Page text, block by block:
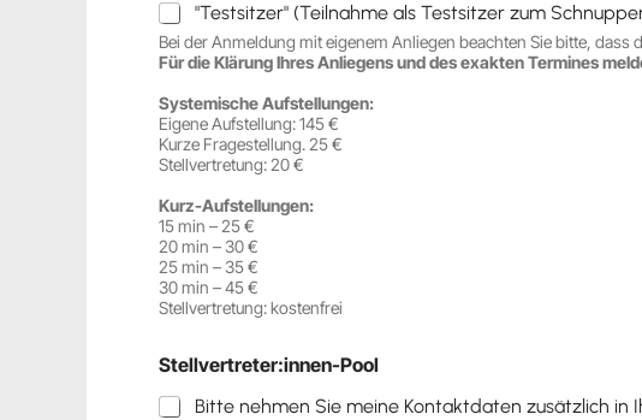
"Testsitzer" (Teilnahme als Testsitzer zum
Bei der Anmeldung mit eigenem Anliegen beachten Sie bitte,
Für die Klärung Ihres Anliegens und des exakten Termines
Systemische Aufstellungen:
Eigene Aufstellung: 145 €
Kurze Fragestellung. 25 €
Stellvertretung: 20 €
Kurz-Aufstellungen:
15 min – 25 €
20 min – 30 €
25 min – 35 €
30 min – 45 €
Stellvertretung: kostenfrei
Stellvertreter:innen-Pool
Bitte nehmen Sie meine Kontaktdaten zusätzlich in